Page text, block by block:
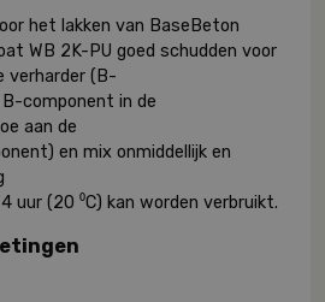
het lakken van BaseBeton
WB 2K-PU goed schudden voor
verharder (B-
component in de
aan de
en mix onmiddellijk en
uur (20 ⁰C) kan worden verbruikt.